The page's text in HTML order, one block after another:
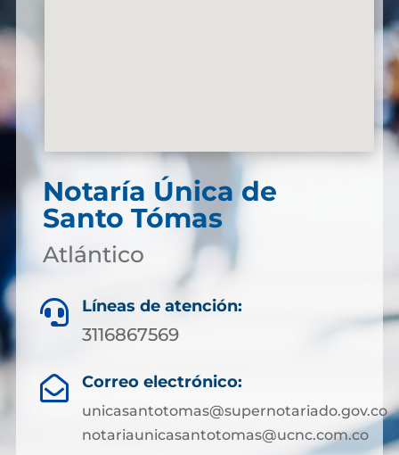
Notaría Única de
Santo Tómas
Atlántico
 Líneas de atención:
3116867569
 Correo electrónico:
unicasantotomas@supernotariado.gov.co
notariaunicasantotomas@ucnc.com.co